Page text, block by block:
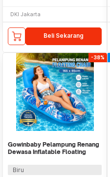
DKI Jakarta
Beli Sekarang
-38%
Gowinbaby Pelampung Renang
Dewasa Inflatable Floating
Biru